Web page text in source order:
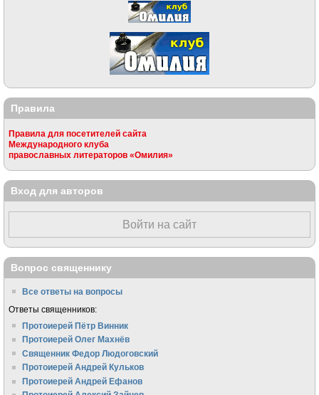
Правила
Правила для посетителей сайта
Международного клуба
православных литераторов «Омилия»
Вход для авторов
Войти на сайт
Вопрос священнику
Все ответы на вопросы
Ответы священников:
Протоиерей Пётр Винник
Протоиерей Олег Махнёв
Священник Федор Людоговский
Протоиерей Андрей Кульков
Протоиерей Андрей Ефанов